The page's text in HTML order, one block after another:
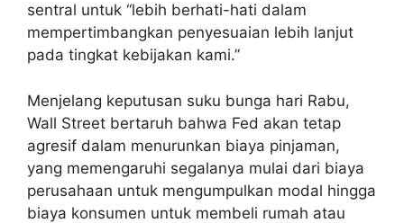
sentral untuk “lebih berhati-hati dalam
mempertimbangkan penyesuaian lebih lanjut
pada tingkat kebijakan kami.”
Menjelang keputusan suku bunga hari Rabu,
Wall Street bertaruh bahwa Fed akan tetap
agresif dalam menurunkan biaya pinjaman,
yang memengaruhi segalanya mulai dari biaya
perusahaan untuk mengumpulkan modal hingga
biaya konsumen untuk membeli rumah atau